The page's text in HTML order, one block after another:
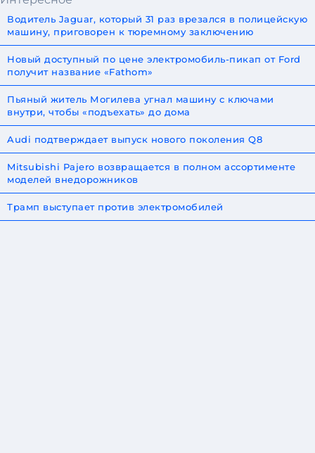
Водитель Jaguar, который 31 раз врезался в полицейскую
машину, приговорен к тюремному заключению
Новый доступный по цене электромобиль-пикап от Ford
получит название «Fathom»
Пьяный житель Могилева угнал машину с ключами
внутри, чтобы «подъехать» до дома
Audi подтверждает выпуск нового поколения Q8
Mitsubishi Pajero возвращается в полном ассортименте
моделей внедорожников
Трамп выступает против электромобилей